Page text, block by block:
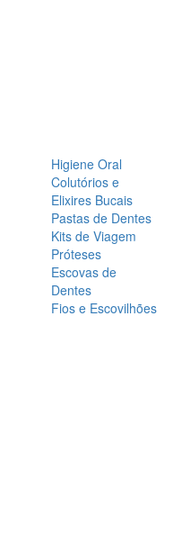
Higiene Oral
Colutórios e
Elixires Bucais
Pastas de Dentes
Kits de Viagem
Próteses
Escovas de
Dentes
Fios e Escovilhões